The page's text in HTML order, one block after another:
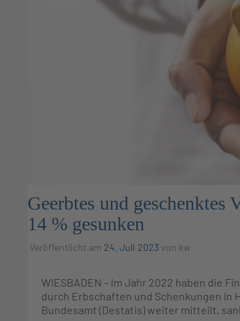
Geerbtes und geschenktes
14 % gesunken
Veröffentlicht am 24. Juli 2023 von kw
WIESBADEN – Im Jahr 2022 haben die
durch Erbschaften und Schenkungen in
Bundesamt (Destatis) weiter mitteilt,